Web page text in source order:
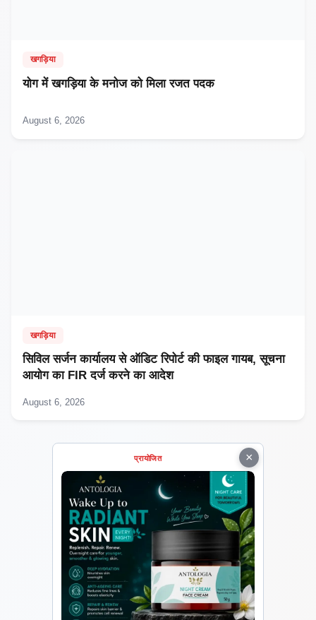
खगड़िया
​योग में खगड़िया के मनोज को मिला रजत पदक
August 6, 2026
खगड़िया
सिविल सर्जन कार्यालय से ऑडिट रिपोर्ट की फाइल गायब, सूचना
आयोग का FIR दर्ज करने का आदेश
August 6, 2026
×
प्रायोजित